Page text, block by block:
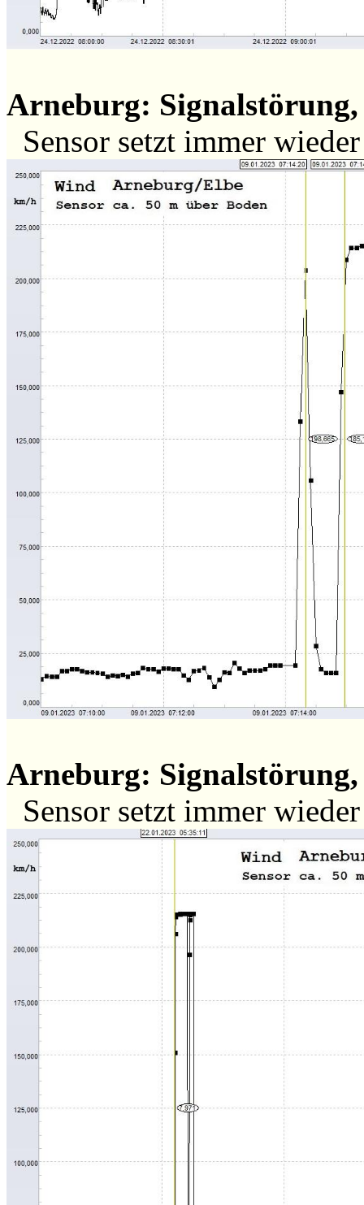
Arneburg:
Sensor setzt immer
Arneburg: Signalstörung,
Sensor setzt immer